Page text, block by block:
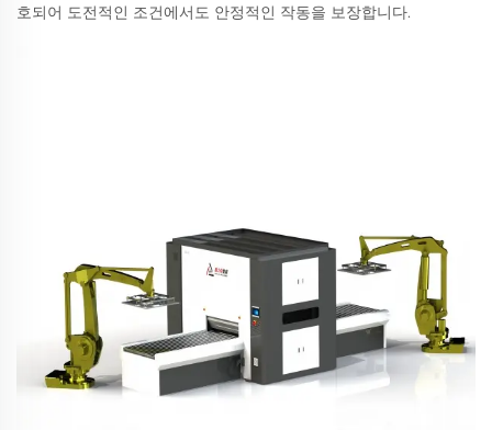
호되어 도전적인 조건에서도 안정적인 작동을 보장합니다.